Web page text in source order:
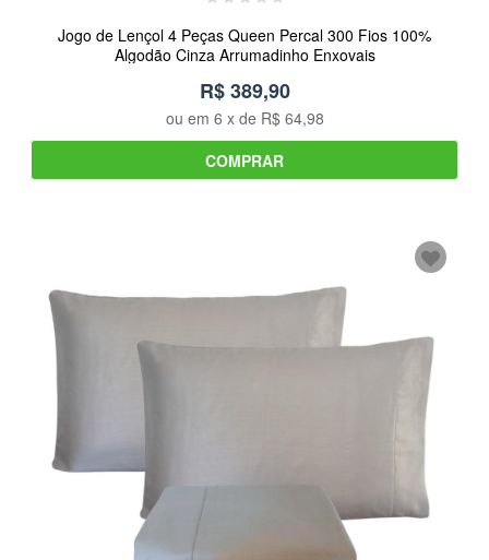
Jogo de Lençol 4 Peças Queen Percal 300 Fios 100%
Algodão Cinza Arrumadinho Enxovais
R$ 389,90
ou em 6 x de R$ 64,98
COMPRAR